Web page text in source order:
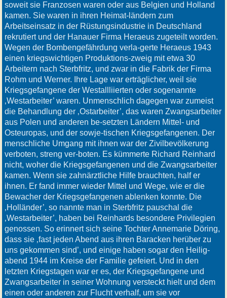
soweit sie Franzosen waren oder aus Belgien und Holland
kamen. Sie waren in ihren Heimat-ländern zum
Arbeitseinsatz in der Rüstungsindustrie in Deutschland
rekrutiert und der Hanauer Firma Heraeus zugeteilt worden.
Wegen der Bombengefährdung verla-gerte Heraeus 1943
einen kriegswichtigen Produktions-zweig mit etwa 30
Arbeitern nach Sterbfritz, und zwar in die Fabrik der Firma
Rohm und Werner. Ihre Lage war erträglicher, weil sie
Kriegsgefangene der Westallliierten oder sogenannte
‚Westarbeiter’ waren. Unmenschlich dagegen war zumeist
die Behandlung der ‚Ostarbeiter’, das waren Zwangsarbeiter
aus Polen und anderen be-setzten Ländern Mittel- und
Osteuropas, und der sowje-tischen Kriegsgefangenen. Der
menschliche Umgang mit ihnen war der Zivilbevölkerung
verboten, streng ver-boten. Es kümmerte Richard Reinhard
nicht, woher die Kriegsgefangenen und die Zwangsarbeiter
kamen. Wenn sie zahnärztliche Hilfe brauchten, half er
ihnen. Er fand immer wieder Mittel und Wege, wie er die
Bewacher der Kriegsgefangenen ablenken konnte. Die
‚Holländer’, so nannte man in Sterbfritz pauschal die
‚Westarbeiter’, haben bei Reinhards besondere Privilegien
genossen. So erinnert sich seine Tochter Annemarie Döring,
dass sie ‚fast jeden Abend aus ihren Baracken herüber zu
uns gekommen sind’, und einige haben sogar den Heilig-
abend 1944 im Kreise der Familie gefeiert. Und in den
letzten Kriegstagen war er es, der Kriegsgefangene und
Zwangsarbeiter in seiner Wohnung versteckt hielt und dem
einen oder anderen zur Flucht verhalf, um sie vor